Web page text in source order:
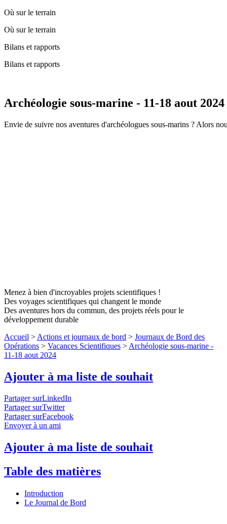
Où sur le terrain
Où sur le terrain
Bilans et rapports
Bilans et rapports
Archéologie sous-marine - 11-18 aout 2024
Envie de suivre nos aventures d'archéologues sous-marins ? Alors
Menez à bien d'incroyables projets scientifiques !
Des voyages scientifiques qui changent le monde
Des aventures hors du commun, des projets réels pour le
développement durable
Accueil > Actions et journaux de bord > Journaux de Bord des
Opérations > Vacances Scientifiques > Archéologie sous-marine -
11-18 aout 2024
Ajouter à ma liste de souhait
Partager surLinkedIn
Partager surTwitter
Partager surFacebook
Envoyer à un ami
Ajouter à ma liste de souhait
Table des matières
Introduction
Le Journal de Bord